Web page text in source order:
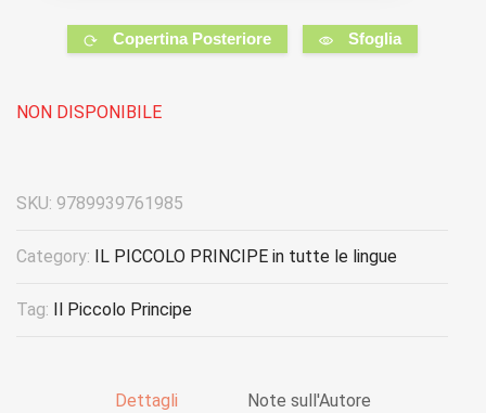
Copertina Posteriore Sfoglia
NON DISPONIBILE
SKU: 9789939761985
Category: IL PICCOLO PRINCIPE in tutte le lingue
Tag: Il Piccolo Principe
Dettagli Note sull'Autore